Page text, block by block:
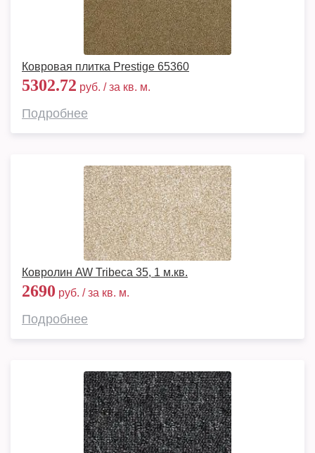
Ковровая плитка Prestige 65360
5302.72 руб. / за кв. м.
Подробнее
Ковролин AW Tribeca 35, 1 м.кв.
2690 руб. / за кв. м.
Подробнее